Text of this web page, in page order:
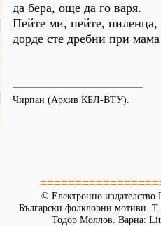
да бера, още да го варя.
Пейте ми, пейте, пиленца,
дорде сте дребни при
Чирпан (Архив КБЛ-ВТУ).
© Електронно издателство
Български фолклорни мотиви.
Тодор Моллов. Варна: